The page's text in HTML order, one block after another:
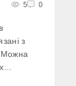
5 0
з
Можна